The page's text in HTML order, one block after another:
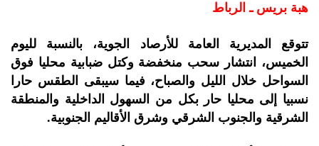
هبة بريس ـ الرباط
تتوقع المديرية العامة للأرصاد الجوية، بالنسبة لليوم
الخميس، انتشار سحب منخفضة وكتل ضبابية محليا فوق
السواحل خلال الليل والصباح، فيما سيبقى الطقس حارا
نسبيا إلى محليا حار بكل من السهول الداخلية والمنطقة
الشرقية والجنوب الشرقي وشرق الأقاليم الجنوبية.